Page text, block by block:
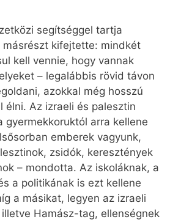
segítséggel tartja
másrészt kifejtette: mindkét
kell vennie, hogy vannak
– legalábbis rövid távon
azokkal még hosszú
élni. Az izraeli és palesztin
gyermekkoruktól arra kellene
emberek vagyunk,
zsidók, keresztények
– mondotta. Az iskoláknak, a
a politikának is ezt kellene
a másikat, legyen az izraeli
Hamász-tag, ellenségnek